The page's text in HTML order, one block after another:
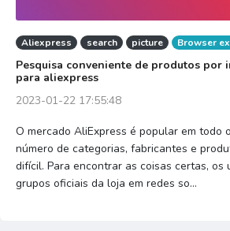
Aliexpress search picture Browser
Pesquisa conveniente de produtos por
para aliexpress
2023-01-22 17:55:48
O mercado AliExpress é popular em todo
número de categorias, fabricantes e
difícil. Para encontrar as coisas certas, os
grupos oficiais da loja em redes so...